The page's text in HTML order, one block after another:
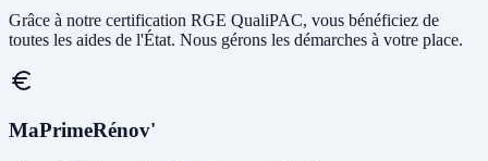
Grâce à notre certification RGE QualiPAC, vous bénéficiez de
toutes les aides de l'État. Nous gérons les démarches à votre place.
MaPrimeRénov'